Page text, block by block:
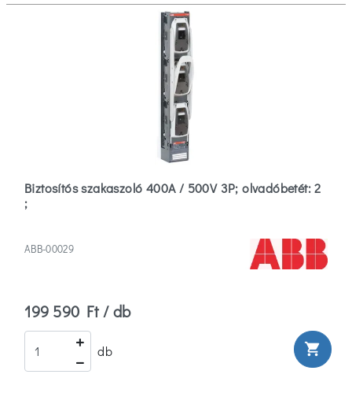
Biztosítós szakaszoló 400A / 500V 3P; olvadóbetét: 2
;
ABB-00029
199 590 Ft / db
db shopping_cart